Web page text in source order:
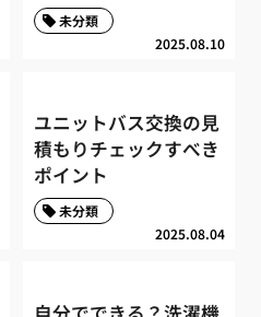
2025.08.10
未分類
ユニットバス交換の見
積もりチェックすべき
ポイント
2025.08.04
未分類